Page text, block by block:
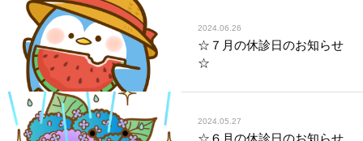
2024.06.26
☆７月の休診日のお知らせ
☆
2024.05.27
☆６月の休診日のお知らせ